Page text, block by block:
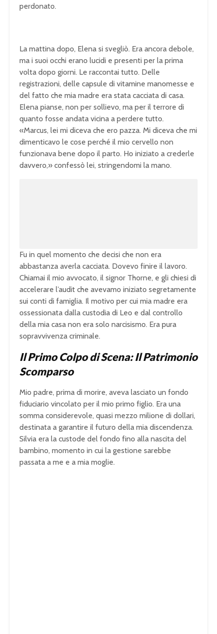
perdonato.
La mattina dopo, Elena si svegliò. Era ancora debole,
ma i suoi occhi erano lucidi e presenti per la prima
volta dopo giorni. Le raccontai tutto. Delle
registrazioni, delle capsule di vitamine manomesse e
del fatto che mia madre era stata cacciata di casa.
Elena pianse, non per sollievo, ma per il terrore di
quanto fosse andata vicina a perdere tutto.
«Marcus, lei mi diceva che ero pazza. Mi diceva che mi
dimenticavo le cose perché il mio cervello non
funzionava bene dopo il parto. Ho iniziato a crederle
davvero,» confessò lei, stringendomi la mano.
Fu in quel momento che decisi che non era
abbastanza averla cacciata. Dovevo finire il lavoro.
Chiamai il mio avvocato, il signor Thorne, e gli chiesi di
accelerare l’audit che avevamo iniziato segretamente
sui conti di famiglia. Il motivo per cui mia madre era
ossessionata dalla custodia di Leo e dal controllo
della mia casa non era solo narcisismo. Era pura
sopravvivenza criminale.
Il Primo Colpo di Scena: Il Patrimonio
Scomparso
Mio padre, prima di morire, aveva lasciato un fondo
fiduciario vincolato per il mio primo figlio. Era una
somma considerevole, quasi mezzo milione di dollari,
destinata a garantire il futuro della mia discendenza.
Silvia era la custode del fondo fino alla nascita del
bambino, momento in cui la gestione sarebbe
passata a me e a mia moglie.